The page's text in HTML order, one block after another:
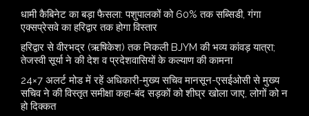
​धामी कैबिनेट का बड़ा फैसला: पशुपालकों को 60% तक सब्सिडी, गंगा
एक्सप्रेसवे का हरिद्वार तक होगा विस्तार
​हरिद्वार से वीरभद्र (ऋषिकेश) तक निकली BJYM की भव्य कांवड़ यात्रा;
तेजस्वी सूर्या ने की देश व प्रदेशवासियों के कल्याण की कामना
24×7 अलर्ट मोड में रहें अधिकारी-मुख्य सचिव मानसून-एसईओसी से मुख्य
सचिव ने की विस्तृत समीक्षा कहा-बंद सड़कों को शीघ्र खोला जाए, लोगों को न
हो दिक्कत